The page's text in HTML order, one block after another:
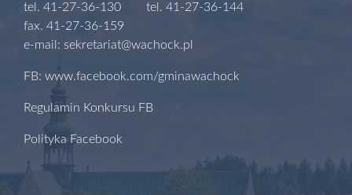
tel. 41-27-36-130 tel. 41-27-36-144
fax. 41-27-36-159
e-mail: sekretariat@wachock.pl
FB: www.facebook.com/gminawachock
Regulamin Konkursu FB
Polityka Facebook